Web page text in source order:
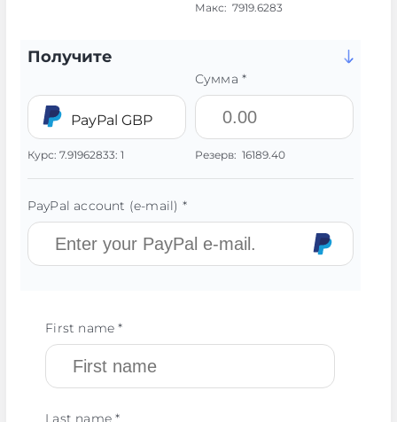
Макс: 7919.6283
Получите
PayPal GBP
Курс: 7.91962833: 1
Сумма *
Резерв: 16189.40
PayPal account (e-mail) *
First name *
Last name *